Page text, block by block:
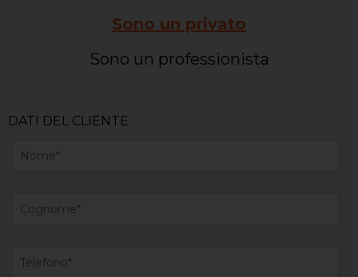
Sono un privato
Sono un professionista
DATI DEL CLIENTE